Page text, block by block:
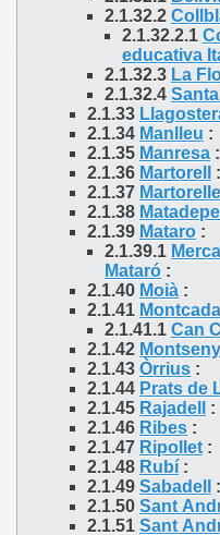
2.1.32.2
2.1.32.2.1
educativa
2.1.32.3 La
2.1.32.4
2.1.33
2.1.34 Manlleu :
2.1.35 Manresa :
2.1.36 Martorell
:
2.1.37
2.1.38
2.1.39 Mataro :
2.1.39.1
Mataró :
2.1.40 Moià :
2.1.41
2.1.41.1 Can
2.1.42 Montseny
2.1.43 Òrrius :
2.1.44 Prats de
2.1.45 Rajadell
:
2.1.46 Ribes :
2.1.47 Ripollet :
2.1.48 Rubí :
2.1.49 Sabadell
:
2.1.50 Sant
2.1.51 Sant